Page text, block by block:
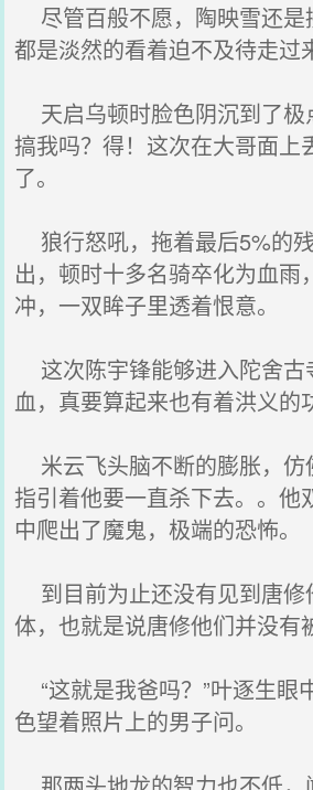
尽管百般不愿，陶映雪还是
都是淡然的看着迫不及待走过
天启乌顿时脸色阴沉到了极
搞我吗？得！这次在大哥面上
了。
狼行怒吼，拖着最后5%的
出，顿时十多名骑卒化为血雨
冲，一双眸子里透着恨意。
这次陈宇锋能够进入陀舍古
血，真要算起来也有着洪义的
米云飞头脑不断的膨胀，仿
指引着他要一直杀下去。。他
中爬出了魔鬼，极端的恐怖。
到目前为止还没有见到唐修
体，也就是说唐修他们并没有
“这就是我爸吗？”叶逐生眼
色望着照片上的男子问。